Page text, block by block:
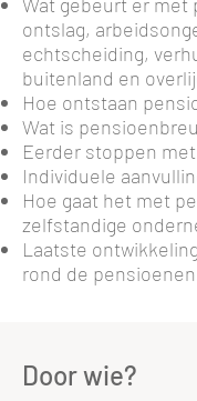
ontslag,
echtscheiding,
buitenland en
Hoe ontstaan
Wat is
Eerder stoppen
Individuele
Hoe gaat het met
zelfstandige
Laatste
rond de
Door wie?